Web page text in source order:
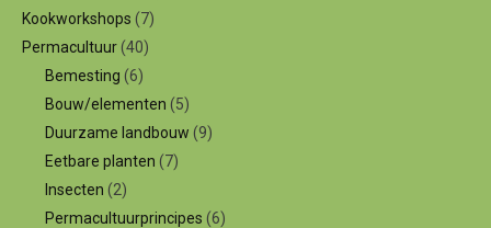
Kookworkshops (7)
Permacultuur(40)
Bemesting (6)
Bouw/elementen (5)
Duurzame landbouw (9)
Eetbare planten (7)
Insecten (2)
Permacultuurprincipes (6)